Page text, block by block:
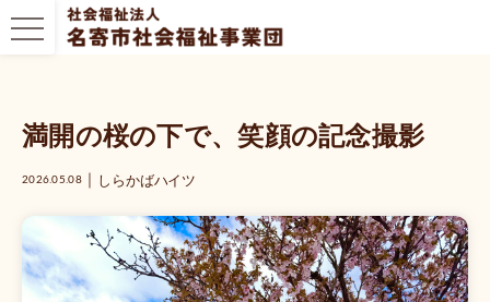
満開の桜の下で、笑顔の記念撮影
2026.05.08｜ しらかばハイツ